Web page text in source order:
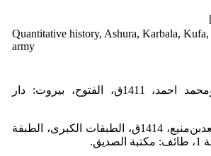
Quantitative history, Ashura, Karbala, Kufa,
army
ابن‌اعثم کوفی، ابومحمد احمد، 1411ق، الفتوح، بیروت: دار
ابن‌سعد، محمدبن‌سعدبن‌منیع، 1414ق، الطبقات الکبری، الطبقة